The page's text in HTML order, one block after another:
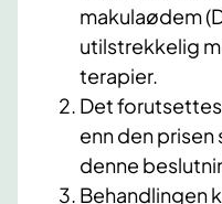
makulaødem
utilstrekkelig
terapier.
Det forutsettes
enn den
denne
Behandlingen